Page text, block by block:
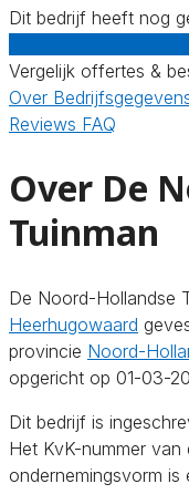
Dit bedrijf heeft nog
Vergelijk offertes &
Over
Reviews FAQ
Over De
Tuinman
De Noord-Hollandse
Heerhugowaard
provincie Noord-
opgericht op 01-03-
Dit bedrijf is
Het KvK-nummer
ondernemingsvorm is